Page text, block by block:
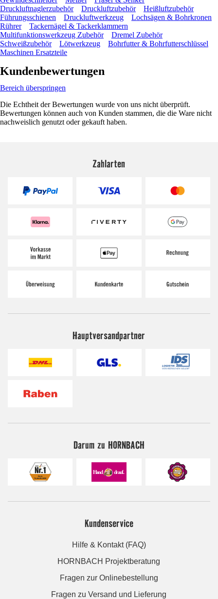
Druckluftnaglerzubehör
Druckluftzubehör
Heißluftzubehör
Führungsschienen
Druckluftwerkzeug
Lochsägen & Bohrkronen
Rührer
Tackernägel & Tackerklammern
Multifunktionswerkzeug Zubehör
Dremel Zubehör
Schweißzubehör
Lötwerkzeug
Bohrfutter & Bohrfutterschlüssel
Maschinen Ersatzteile
Kundenbewertungen
Bereich überspringen
Die Echtheit der Bewertungen wurde von uns nicht überprüft.
Bewertungen können auch von Kunden stammen, die die Ware nicht
nachweislich genutzt oder gekauft haben.
Zahlarten
Hauptversandpartner
Darum zu HORNBACH
Kundenservice
Hilfe & Kontakt (FAQ)
HORNBACH Projektberatung
Fragen zur Onlinebestellung
Fragen zu Versand und Lieferung